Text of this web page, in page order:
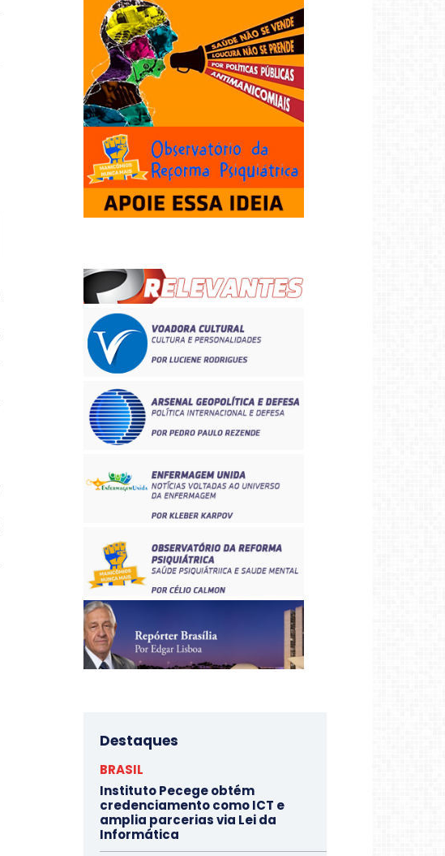
Destaques
BRASIL
Instituto Pecege obtém
credenciamento como ICT e
amplia parcerias via Lei da
Informática